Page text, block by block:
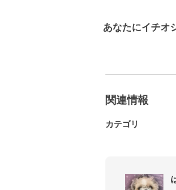
あなたにイチオ
関連情報
カテゴリ